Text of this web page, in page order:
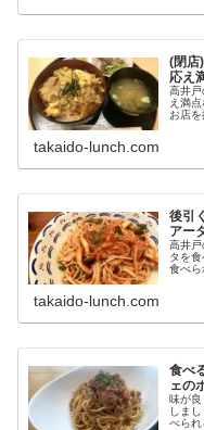
(閉店
応え
高井
え満
お店
takaido-lunch.com
後引
アー
高井戸
タを
食べら
takaido-lunch.com
食べ
ェの
味が
しま
べられ